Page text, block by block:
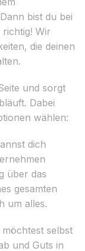
bist du bei
Wir
die deinen
und sorgt
Dabei
wählen:
dich
über das
gesamten
um alles.
möchtest selbst
und Guts in